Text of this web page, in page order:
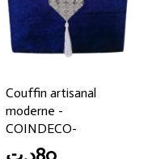
Couffin artisanal
moderne -
COINDECO-